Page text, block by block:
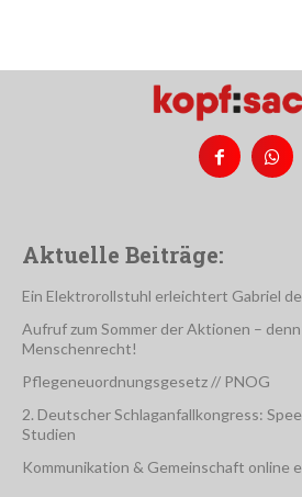
Aktuelle Beiträge:
Ein Elektrorollstuhl erleichtert Gabriel
Aufruf zum Sommer der Aktionen –
Menschenrecht!
Pflegeneuordnungsgesetz // PNOG
2. Deutscher Schlaganfallkongress:
Studien
Kommunikation & Gemeinschaft online